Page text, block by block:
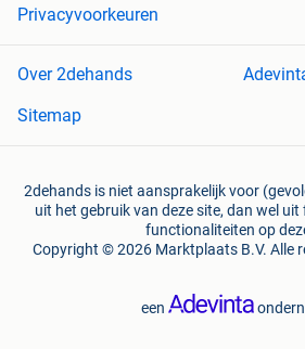
Privacyvoorkeuren
Over 2dehands
Sitemap
2dehands is niet aansprakelijk voor
uit het gebruik van deze site, dan wel
functionaliteiten op
Copyright © 2026 Marktplaats B.V. Alle
een